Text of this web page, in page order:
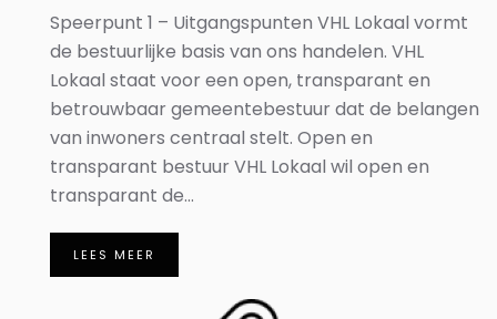
Speerpunt 1 – Uitgangspunten VHL Lokaal vormt
de bestuurlijke basis van ons handelen. VHL
Lokaal staat voor een open, transparant en
betrouwbaar gemeentebestuur dat de belangen
van inwoners centraal stelt. Open en
transparant bestuur VHL Lokaal wil open en
transparant de...
LEES MEER